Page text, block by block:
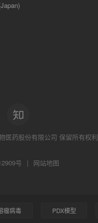
医药股份有限公司 保留所有权利
号
|
网站地图
瘤病毒 PDX模型